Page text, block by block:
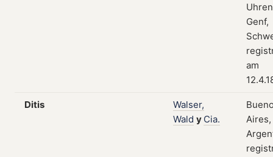
Genf,
am
Ditis
Walser,
Wald y Cia.
Aires,